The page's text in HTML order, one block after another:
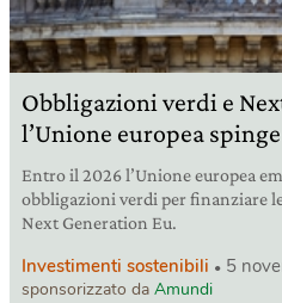
Obbligazioni verdi e
l’Unione europea
Entro il 2026 l’Unione europea
obbligazioni verdi per finanziare
Next Generation Eu.
Investimenti sostenibili 5
sponsorizzato da Amundi